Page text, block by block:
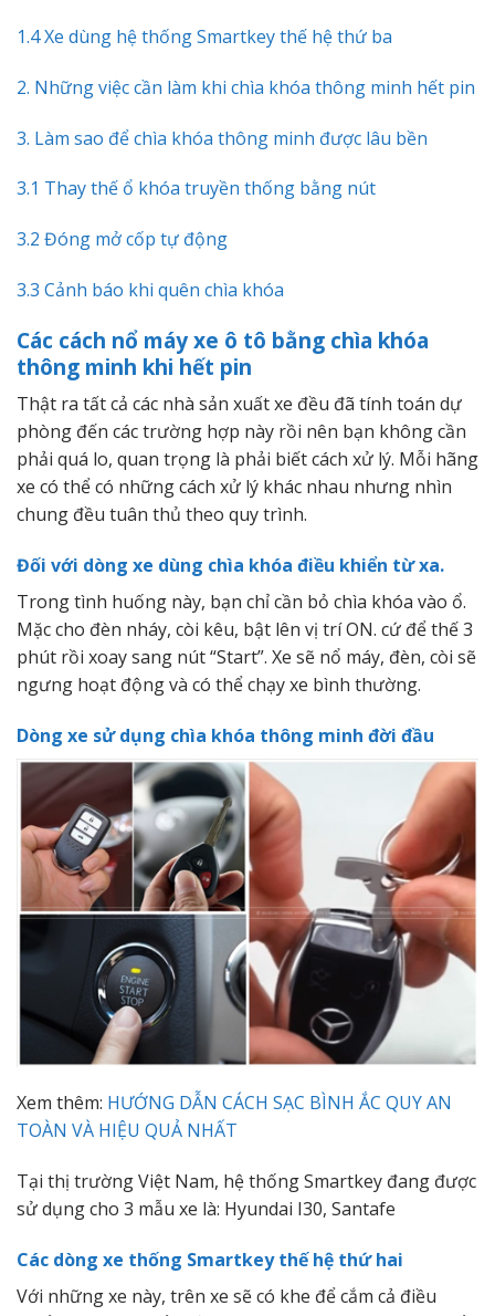
1.4 Xe dùng hệ thống Smartkey thế hệ thứ ba
2. Những việc cần làm khi chìa khóa thông minh hết pin
3. Làm sao để chìa khóa thông minh được lâu bền
3.1 Thay thế ổ khóa truyền thống bằng nút
3.2 Đóng mở cốp tự động
3.3 Cảnh báo khi quên chìa khóa
Các cách nổ máy xe ô tô bằng chìa khóa
thông minh khi hết pin
Thật ra tất cả các nhà sản xuất xe đều đã tính toán dự
phòng đến các trường hợp này rồi nên bạn không cần
phải quá lo, quan trọng là phải biết cách xử lý. Mỗi hãng
xe có thể có những cách xử lý khác nhau nhưng nhìn
chung đều tuân thủ theo quy trình.
Đối với dòng xe dùng chìa khóa điều khiển từ xa.
Trong tình huống này, bạn chỉ cần bỏ chìa khóa vào ổ.
Mặc cho đèn nháy, còi kêu, bật lên vị trí ON. cứ để thế 3
phút rồi xoay sang nút “Start”. Xe sẽ nổ máy, đèn, còi sẽ
ngưng hoạt động và có thể chạy xe bình thường.
Dòng xe sử dụng chìa khóa thông minh đời đầu
Xem thêm: HƯỚNG DẪN CÁCH SẠC BÌNH ẮC QUY AN
TOÀN VÀ HIỆU QUẢ NHẤT
Tại thị trường Việt Nam, hệ thống Smartkey đang được
sử dụng cho 3 mẫu xe là: Hyundai I30, Santafe
Các dòng xe thống Smartkey thế hệ thứ hai
Với những xe này, trên xe sẽ có khe để cắm cả điều